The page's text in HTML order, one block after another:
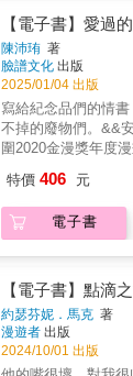
種對當代政治現實
督教民主黨（DC）
Gui）主導的多明我
裁判所對應義大利社
政變陰謀，方濟各會
被視為異端的「小
體，甚至延伸至紅
系統同時又刻意保
為一場永恆的戲劇
Dario Fo《滑稽神祕
響。Barberis認為，
這一政治層次的歷
著的核心張力。尤
衝突，在漫畫中透過
判所的壓制被清楚呈
編，馬那哈的處理更
不僅來自對原著的深
比粗重的勞力工作
飢餓、酷寒而喪命
到西伯利亞的歷史，
於再次脫離蘇聯而正
真正無顧忌地公開談
次訪問中提及，
個歷史時刻。她憶
黃綠紅的國旗在街
立陶宛人民通霄達
息瀰漫在空氣中。
開始出版回憶錄，這
學」，尤佳．維列
奶不太愛說話。她
往，她承受了太多苦
快的方式寫下她對流
的同時，也不忘提及
善良的人們。在閱讀
的名字》。——雋永
可，更應收藏！——
人）「就跟雪地足跡
有事證不足的時候才
號。」然而一個豐
不足的，對於《玫
再出現這樣細緻優
――薛西斯（推理作
畫編劇）《玫瑰的
的迷宮，大概也唯有
全書就像譽為連環
留著馬那哈獨有的
存的精巧世界。這年
苦了，可能連上世紀
去，幸好有馬那哈，
可文字的精巧與美
租居經驗出發，記
住在台北這座城市的
的廢物》裡，作者則
刻安放與自適，置於
質隨著時間流轉的
篇中，前半部〈風
Night〉、〈4-5pm
獨立，卻皆微微刺
疲乏與新生，細細
謝，〈最後幾里路
那些寄託在肉體與物
又彷彿稍縱即逝。
與永恆的淡淡嘲諷
情書，致在愛與愛過
好評推薦──&廢物之
們曾經非它不可。&
【電子書】愛過
陳沛珛 著
臉譜文化 出版
2025/01/04 出版
寫給紀念品們的情
不掉的廢物們。&&
圍2020金漫獎年度
品&HOM│漫畫家
瑤│作家許俐葳│小
編輯廢廢子│漫畫家
租居經驗出發，記
住在台北這座城市的
的廢物》裡，作者則
刻安放與自適，置於
質隨著時間流轉的
特價 406 元
電子書
【電子書】點滴
約瑟芬妮．馬克 著
漫遊者 出版
2024/10/01 出版